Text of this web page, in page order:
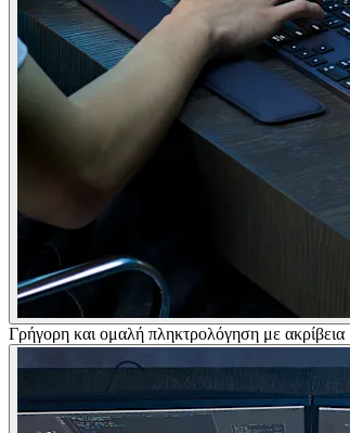
Γρήγορη και ομαλή πληκτρολόγηση με ακρίβεια